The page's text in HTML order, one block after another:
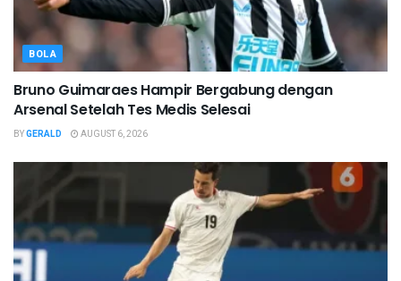
BOLA
Bruno Guimaraes Hampir Bergabung dengan
Arsenal Setelah Tes Medis Selesai
BYGERALD AUGUST 6, 2026